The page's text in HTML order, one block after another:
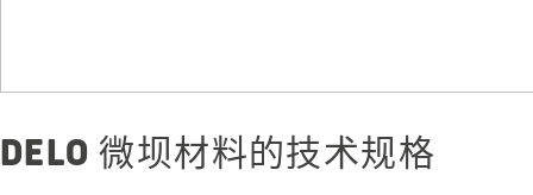
DELO 微坝材料的技术规格